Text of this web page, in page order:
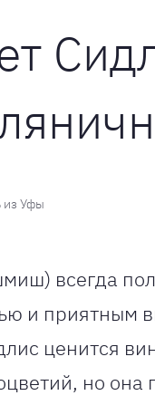
из Уфы
всегда
и
ценится
но